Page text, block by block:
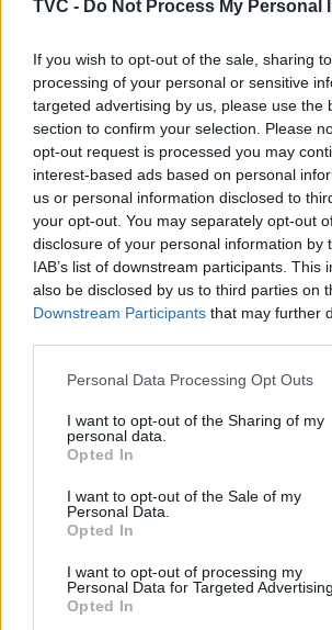
TVC - Do Not Process My Personal
If you wish to opt-out of the sale, sharing
processing of your personal or sensitive
targeted advertising by us, please use the
section to confirm your selection. Please
opt-out request is processed you may
interest-based ads based on personal
us or personal information disclosed to
your opt-out. You may separately opt-out
disclosure of your personal information by
IAB’s list of downstream participants. This
also be disclosed by us to third parties on
Downstream Participants that may further
Personal Data Processing Opt Outs
I want to opt-out of the Sharing of my
personal data.
Opted In
I want to opt-out of the Sale of my
Personal Data.
Opted In
I want to opt-out of processing my
Personal Data for Targeted Advertising.
Opted In
Deputados do PSD saúdam
Sinfónica da ARMAB pelo
certame internacional de
Município de Anadia
manutenção dos meios de
médica no concelho